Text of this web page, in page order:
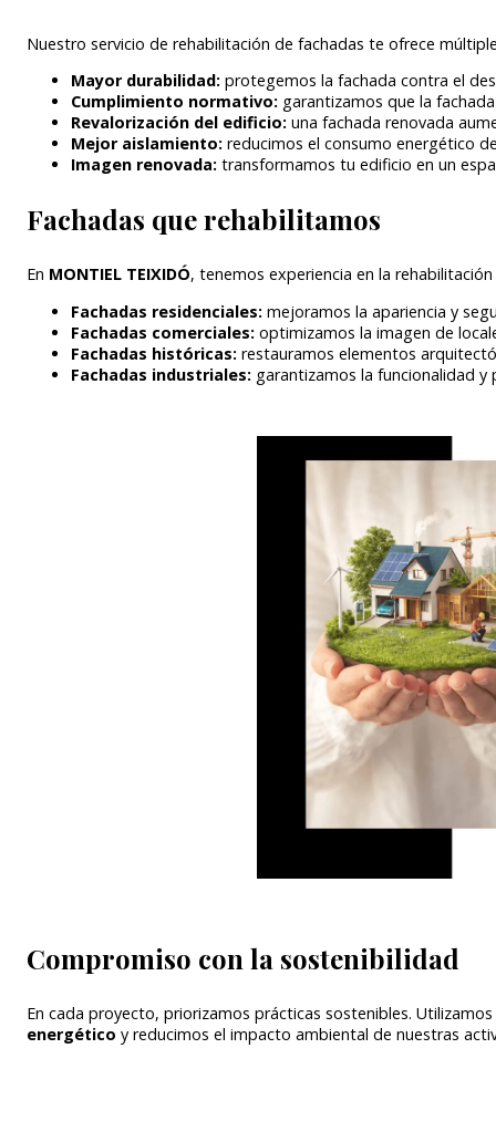
Nuestro servicio de rehabilitación de fachadas te ofrece
Mayor durabilidad: protegemos la fachada contra el
Cumplimiento normativo: garantizamos que la
Revalorización del edificio: una fachada renovada
Mejor aislamiento: reducimos el consumo energético
Imagen renovada: transformamos tu edificio en un
Fachadas que rehabilitamos
En MONTIEL TEIXIDÓ, tenemos experiencia en la rehabilitación
Fachadas residenciales: mejoramos la apariencia y
Fachadas comerciales: optimizamos la imagen de
Fachadas históricas: restauramos elementos
Fachadas industriales: garantizamos la funcionalidad
Compromiso con la sostenibilidad
En cada proyecto, priorizamos prácticas sostenibles. Utilizamos
energético y reducimos el impacto ambiental de nuestras